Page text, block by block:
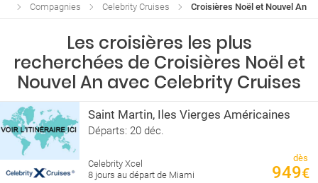
Croisières Noël et Nouvel An
Celebrity Cruises
Compagnies
Les croisières les plus
recherchées de Croisières Noël et
Nouvel An avec Celebrity Cruises
Saint Martin, Iles Vierges Américaines
Départs: 20 déc.
Celebrity Xcel
8 jours au départ de Miami
dès
949€